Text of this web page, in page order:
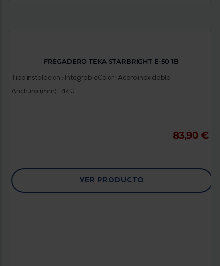
FREGADERO TEKA STARBRIGHT E-50 1B
Tipo instalación : IntegrableColor : Acero inoxidable
Anchura (mm) : 440
83,90 €
VER PRODUCTO